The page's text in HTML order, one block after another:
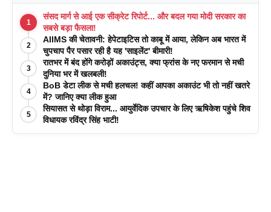
1
संसद मार्ग से आई एक सीक्रेट रिपोर्ट... और बदल गया मोदी सरकार का
सबसे बड़ा फैसला!
2
AIIMS की चेतावनी: हेपेटाइटिस तो काबू में आया, लेकिन अब भारत में
चुपचाप पैर पसार रही है यह 'साइलेंट' बीमारी!
3
रातभर में बंद होंगे करोड़ों अकाउंट्स, क्या फ्रांस के नए फरमान से मची
दुनिया भर में खलबली!
4
BoB डेटा लीक से मची हलचल! कहीं आपका अकाउंट भी तो नहीं खतरे
में? जानिए क्या लीक हुआ
5
सियासत से थोड़ा विराम... आयुर्वेदिक उपचार के लिए ऋषिकेश पहुंचे शिव
विधायक रविंद्र सिंह भाटी!